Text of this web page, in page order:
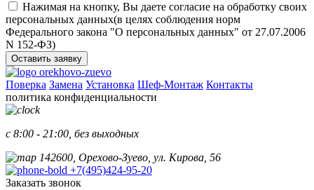
Нажимая на кнопку, Вы даете согласие на обработку своих
персональных данных(в целях соблюдения норм
Федерального закона "О персональных данных" от 27.07.2006
N 152-ФЗ)
Оставить заявку
Поверка Замена Установка Шеф-Монтаж Контакты
политика конфиденциальности
с 8:00 - 21:00, без выходных
142600, Орехово-Зуево, ул. Кирова, 56
+7(495)424-95-20
Заказать звонок